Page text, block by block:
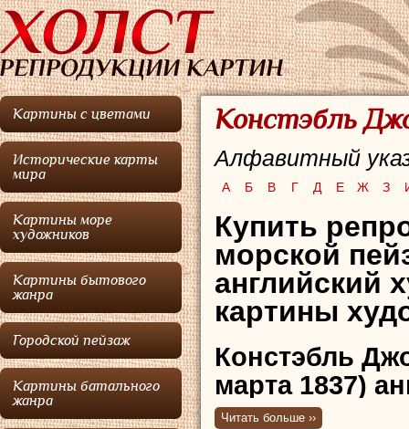
Картины с цветами
Исторические карты
мира
Картины море
художников
Картины бытового
жанра
Городской пейзаж
Картины батального
жанра
Констэбль
Алфавитный
А Б В Г Д Е Ж З
Купить
морской
английский
картины
Констэбль
марта 1837)
романтик
Читать больше ››